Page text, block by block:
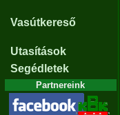
Vasútkereső
Utasítások
Segédletek
Partnereink